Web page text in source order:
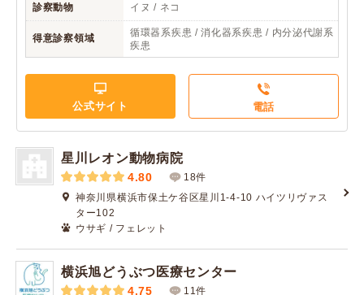
診察動物 イヌ / ネコ
得意診察領域
循環器系疾患 / 消化器系疾患 / 内分泌代謝系
疾患
公式サイト 電話
星川レオン動物病院
4.80
18件
神奈川県横浜市保土ケ谷区星川1-4-10 ハイツリヴァス
ター102
ウサギ / フェレット
横浜旭どうぶつ医療センター
4.75
11件